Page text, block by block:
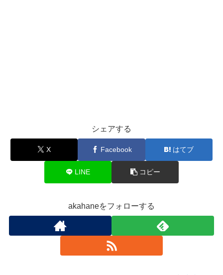
シェアする
X Facebook はてブ
LINE コピー
akahaneをフォローする